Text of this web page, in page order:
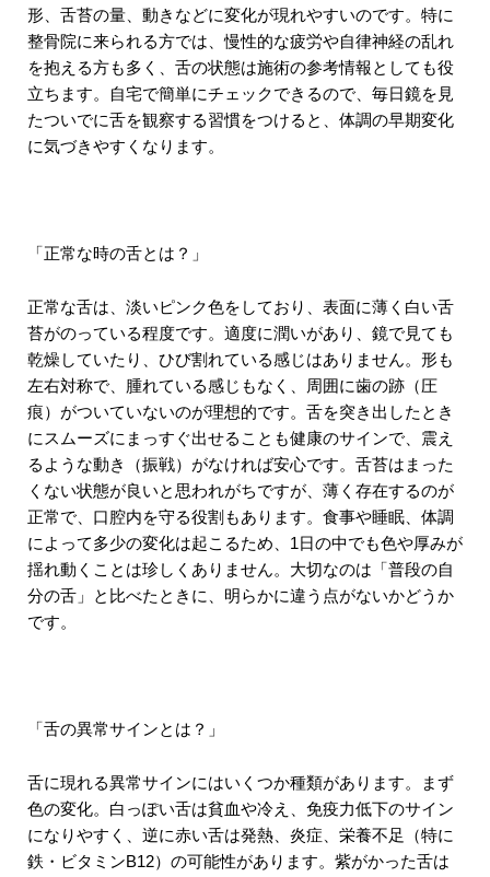
形、舌苔の量、動きなどに変化が現れやすいのです。特に
整骨院に来られる方では、慢性的な疲労や自律神経の乱れ
を抱える方も多く、舌の状態は施術の参考情報としても役
立ちます。自宅で簡単にチェックできるので、毎日鏡を見
たついでに舌を観察する習慣をつけると、体調の早期変化
に気づきやすくなります。
「正常な時の舌とは？」
正常な舌は、淡いピンク色をしており、表面に薄く白い舌
苔がのっている程度です。適度に潤いがあり、鏡で見ても
乾燥していたり、ひび割れている感じはありません。形も
左右対称で、腫れている感じもなく、周囲に歯の跡（圧
痕）がついていないのが理想的です。舌を突き出したとき
にスムーズにまっすぐ出せることも健康のサインで、震え
るような動き（振戦）がなければ安心です。舌苔はまった
くない状態が良いと思われがちですが、薄く存在するのが
正常で、口腔内を守る役割もあります。食事や睡眠、体調
によって多少の変化は起こるため、1日の中でも色や厚みが
揺れ動くことは珍しくありません。大切なのは「普段の自
分の舌」と比べたときに、明らかに違う点がないかどうか
です。
「舌の異常サインとは？」
舌に現れる異常サインにはいくつか種類があります。まず
色の変化。白っぽい舌は貧血や冷え、免疫力低下のサイン
になりやすく、逆に赤い舌は発熱、炎症、栄養不足（特に
鉄・ビタミンB12）の可能性があります。紫がかった舌は